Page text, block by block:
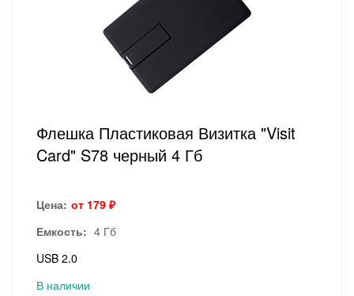
Флешка Пластиковая Визитка "Visit
Card" S78 черный 4 Гб
Цена: от 179 ₽
Емкость: 4 Гб
USB 2.0
В наличии